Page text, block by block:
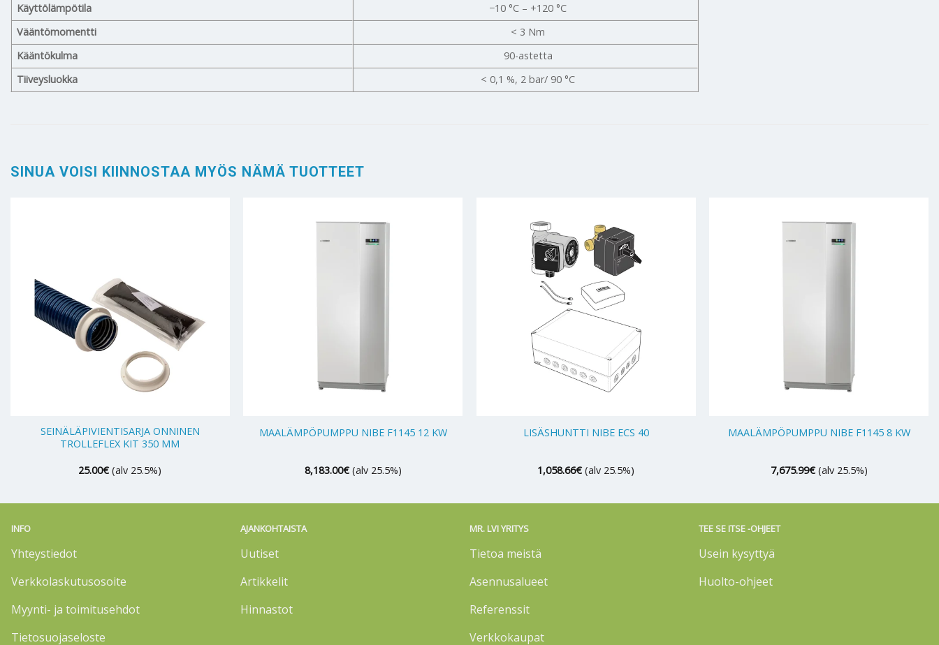
Käyttölämpötila
−10 °C – +120 °C
Vääntömomentti
< 3 Nm
Kääntökulma
90-astetta
Tiiveysluokka
< 0,1 %, 2 bar/ 90 °C
SINUA VOISI KIINNOSTAA MYÖS NÄMÄ TUOTTEET
SEINÄLÄPIVIENTISARJA ONNINEN
TROLLEFLEX KIT 350 MM
25.00€ (alv 25.5%)
MAALÄMPÖPUMPPU NIBE F1145 12 KW
8,183.00€ (alv 25.5%)
LISÄSHUNTTI NIBE ECS 40
1,058.66€ (alv 25.5%)
MAALÄMPÖPUMPPU NIBE F1145 8 KW
7,675.99€ (alv 25.5%)
INFO
Yhteystiedot
Verkkolaskutusosoite
Myynti- ja toimitusehdot
Tietosuojaseloste
AJANKOHTAISTA
Uutiset
Artikkelit
Hinnastot
MR. LVI YRITYS
Tietoa meistä
Asennusalueet
Referenssit
Verkkokaupat
TEE SE ITSE -OHJEET
Usein kysyttyä
Huolto-ohjeet